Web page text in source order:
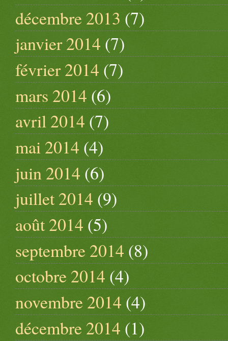
décembre 2013 (7)
janvier 2014 (7)
février 2014 (7)
mars 2014 (6)
avril 2014 (7)
mai 2014 (4)
juin 2014 (6)
juillet 2014 (9)
août 2014 (5)
septembre 2014 (8)
octobre 2014 (4)
novembre 2014 (4)
décembre 2014 (1)